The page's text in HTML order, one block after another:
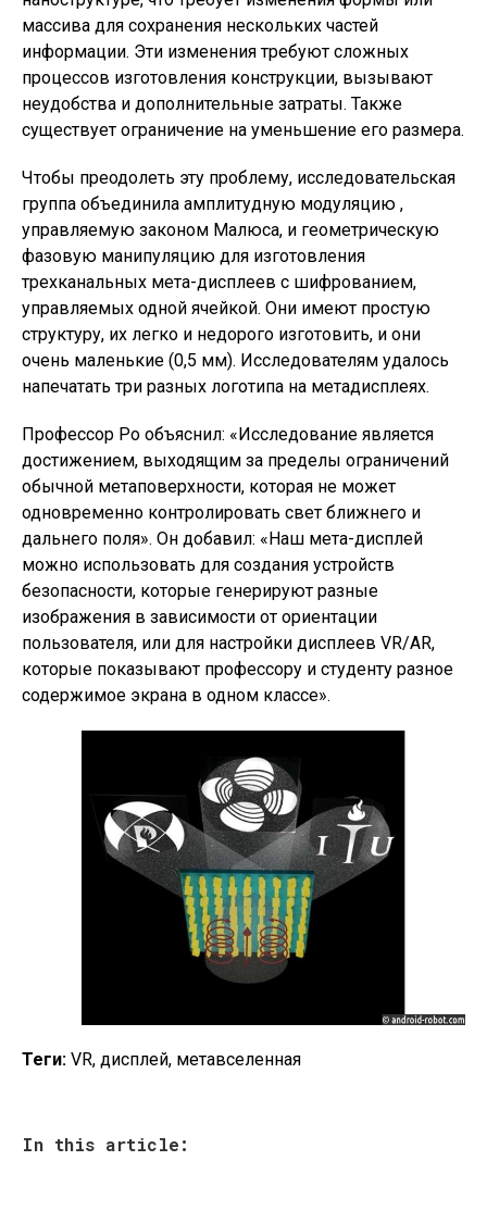
массива для сохранения нескольких частей
информации. Эти изменения требуют сложных
процессов изготовления конструкции, вызывают
неудобства и дополнительные затраты. Также
существует ограничение на уменьшение его размера.
Чтобы преодолеть эту проблему, исследовательская
группа объединила амплитудную модуляцию ,
управляемую законом Малюса, и геометрическую
фазовую манипуляцию для изготовления
трехканальных мета-дисплеев с шифрованием,
управляемых одной ячейкой. Они имеют простую
структуру, их легко и недорого изготовить, и они
очень маленькие (0,5 мм). Исследователям удалось
напечатать три разных логотипа на метадисплеях.
Профессор Ро объяснил: «Исследование является
достижением, выходящим за пределы ограничений
обычной метаповерхности, которая не может
одновременно контролировать свет ближнего и
дальнего поля». Он добавил: «Наш мета-дисплей
можно использовать для создания устройств
безопасности, которые генерируют разные
изображения в зависимости от ориентации
пользователя, или для настройки дисплеев VR/AR,
которые показывают профессору и студенту разное
содержимое экрана в одном классе».
Теги: VR, дисплей, метавселенная
In this article: